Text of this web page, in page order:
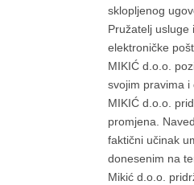
sklopljenog
Pružatelj
elektroničke
MIKIĆ d.o.o.
svojim pravima i
MIKIĆ d.o.o.
promjena.
faktični učinak
donesenim na
Mikić d.o.o.